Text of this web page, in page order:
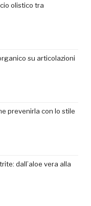
olistico tra
su articolazioni
prevenirla con lo stile
dall’aloe vera alla